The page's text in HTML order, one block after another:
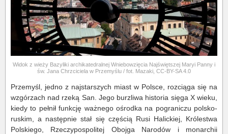
Widok z wieży Bazyliki archikatedralnej Wniebowzięcia Najświętszej Maryi Panny i
św. Jana Chrzciciela w Przemyślu / fot. Mazaki, CC-BY-SA 4.0
Przemyśl, jedno z najstarszych miast w Polsce, rozciąga się na
wzgórzach nad rzeką San. Jego burzliwa historia sięga X wieku,
kiedy to pełnił funkcję ważnego ośrodka na pograniczu polsko-
ruskim, a następnie stał się częścią Rusi Halickiej, Królestwa
Polskiego, Rzeczypospolitej Obojga Narodów i monarchii